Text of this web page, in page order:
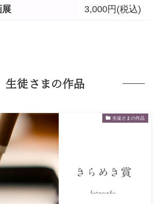
展 3,000円(税込)
生徒さまの作品
生徒さまの作品